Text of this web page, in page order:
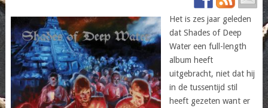
Het is zes jaar geleden
dat Shades of Deep
Water een full-length
album heeft
uitgebracht, niet dat hij
in de tussentijd stil
heeft gezeten want er